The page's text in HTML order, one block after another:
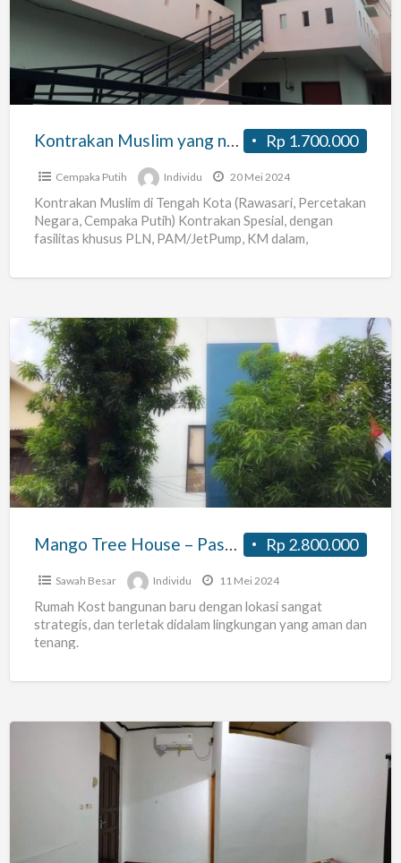
yang
Asri
Rp 1.700.000
Kontrakan Muslim yang nyaman dan Asri
Cempaka Putih Individu 20 Mei 2024
Kontrakan Muslim di Tengah Kota (Rawasari, Percetakan
Negara, Cempaka Putih) Kontrakan Spesial, dengan
fasilitas khusus PLN, PAM/JetPump, KM dalam,
Mango
Tree
House
–
Pasar
Baru
Rp 2.800.000
Sawah Besar Individu 11 Mei 2024
Rumah Kost bangunan baru dengan lokasi sangat
strategis, dan terletak didalam lingkungan yang aman dan
tenang.